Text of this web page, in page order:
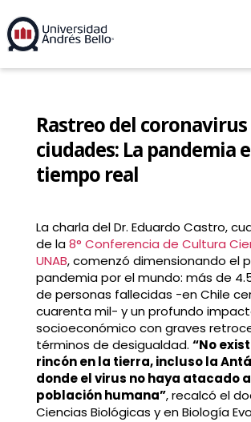
Rastreo del coronavirus
ciudades: La pandemia
tiempo real
La charla del Dr. Eduardo Castro,
de la8° Conferencia de Cultura
UNAB, comenzó dimensionando el
pandemia por el mundo: más de
de personas fallecidas -en Chile
cuarenta mil- y un profundo
socioeconómico con graves
términos de desigualdad. “No
rincón en la tierra, incluso la
donde el virus no haya atacado
población humana”, recalcó el
Ciencias Biológicas y en Biología